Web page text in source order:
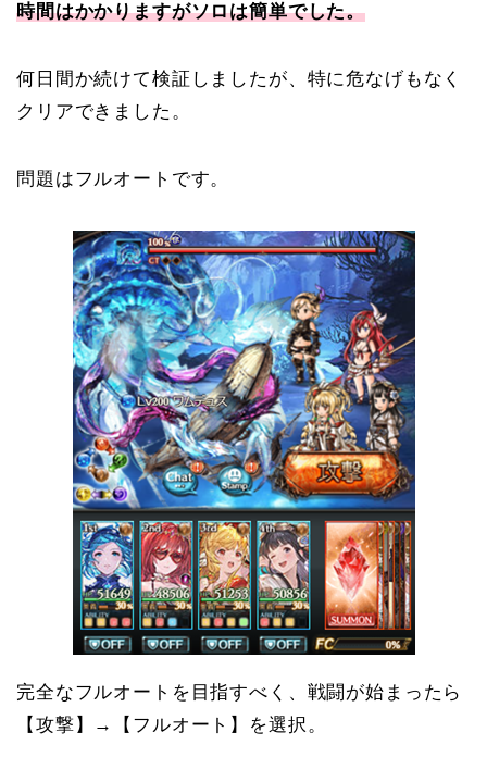
時間はかかりますがソロは簡単でした。
何日間か続けて検証しましたが、特に危なげもなく
クリアできました。
問題はフルオートです。
完全なフルオートを目指すべく、戦闘が始まったら
【攻撃】→【フルオート】を選択。